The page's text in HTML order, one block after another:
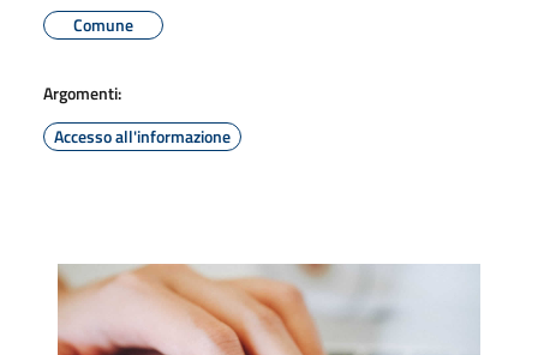
Comune
Argomenti:
Accesso all'informazione